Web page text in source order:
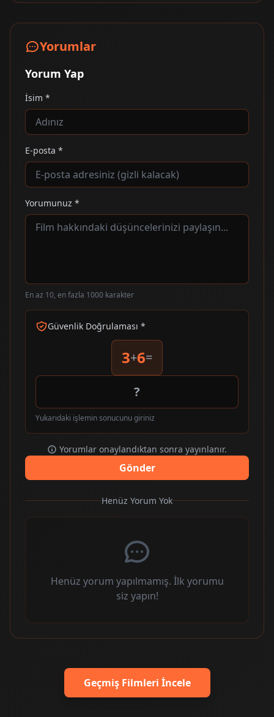
Yorumlar
Yorum Yap
İsim *
E-posta *
Yorumunuz *
En az 10, en fazla 1000 karakter
Güvenlik Doğrulaması *
3+6=
Yukarıdaki işlemin sonucunu giriniz
Yorumlar onaylandıktan sonra yayınlanır.
Gönder
Henüz Yorum Yok
Henüz yorum yapılmamış. İlk yorumu
siz yapın!
Geçmiş Filmleri İncele